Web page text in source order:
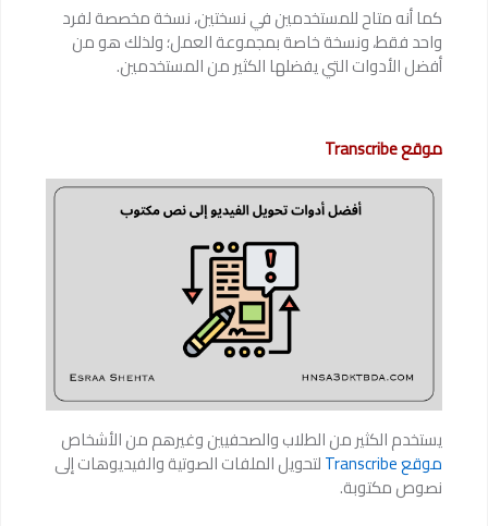
كما أنه متاح للمستخدمين في نسختين، نسخة مخصصة لفرد
واحد فقط، ونسخة خاصة بمجموعة العمل؛ ولذلك هو من
أفضل الأدوات التي يفضلها الكثير من المستخدمين.
موقع Transcribe
يستخدم الكثير من الطلاب والصحفيين وغيرهم من الأشخاص
موقع Transcribe لتحويل الملفات الصوتية والفيديوهات إلى
نصوص مكتوبة.